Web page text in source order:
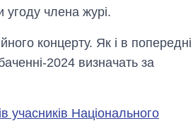
угоду члена журі.
концерту. Як і в попередні
2024 визначать за
учасників Національного